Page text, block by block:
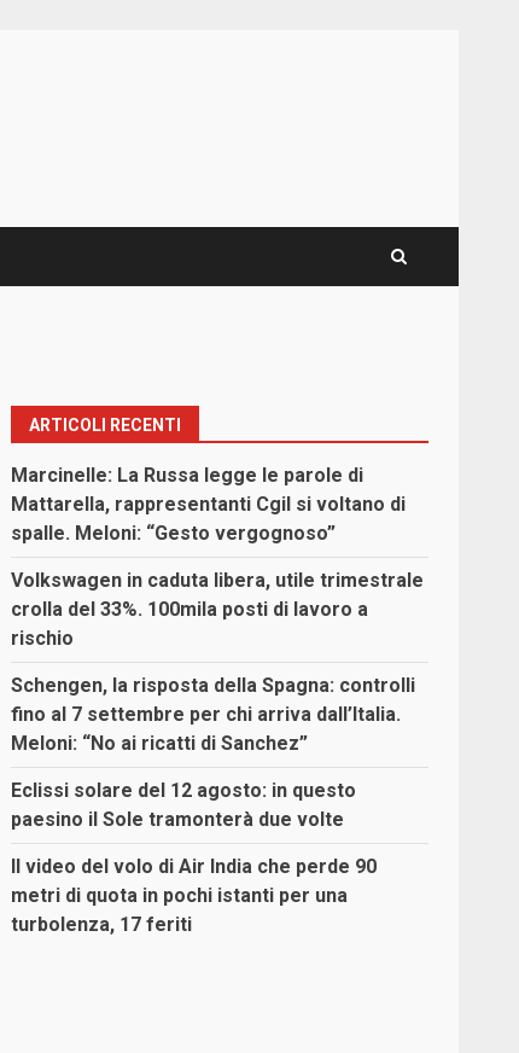
ARTICOLI RECENTI
Marcinelle: La Russa legge le parole di
Mattarella, rappresentanti Cgil si voltano di
spalle. Meloni: “Gesto vergognoso”
Volkswagen in caduta libera, utile trimestrale
crolla del 33%. 100mila posti di lavoro a
rischio
Schengen, la risposta della Spagna: controlli
fino al 7 settembre per chi arriva dall’Italia.
Meloni: “No ai ricatti di Sanchez”
Eclissi solare del 12 agosto: in questo
paesino il Sole tramonterà due volte
Il video del volo di Air India che perde 90
metri di quota in pochi istanti per una
turbolenza, 17 feriti